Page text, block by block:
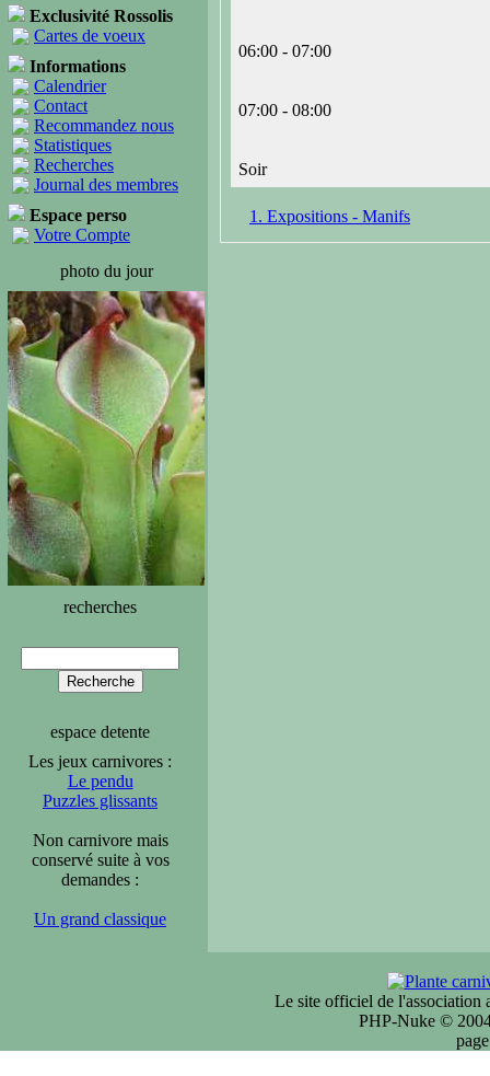
Exclusivité Rossolis
Cartes de voeux
Informations
Calendrier
Contact
Recommandez nous
Statistiques
Recherches
Journal des membres
Espace perso
Votre Compte
photo du jour
recherches
espace detente
Les jeux carnivores :
Le pendu
Puzzles glissants
Non carnivore mais
conservé suite à vos
demandes :
Un grand classique
06:00 - 07:00
07:00 - 08:00
Soir
1. Expositions - Manifs
Le site officiel de l'association
PHP-Nuke ©